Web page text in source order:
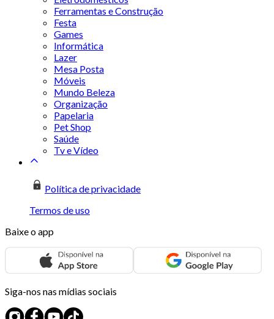
Ferramentas e Construção
Festa
Games
Informática
Lazer
Mesa Posta
Móveis
Mundo Beleza
Organização
Papelaria
Pet Shop
Saúde
Tv e Vídeo
Política de privacidade
Termos de uso
Baixe o app
Siga-nos nas mídias sociais